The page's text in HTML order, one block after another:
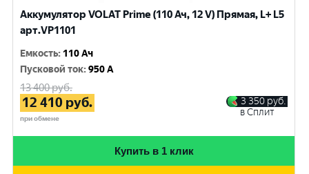
Аккумулятор VOLAT Prime (110 Ач, 12 V) Прямая, L+ L5
арт.VP1101
Емкость: 110 Ач
Пусковой ток:950 A
13 400руб.
12 410 руб.
при обмене
3 350 руб.
в Сплит
Купить в 1 клик